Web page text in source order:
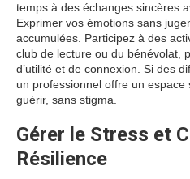
temps à des échanges sincères
Exprimer vos émotions sans
accumulées. Participez à des
club de lecture ou du bénévolat,
d’utilité et de connexion. Si des
un professionnel offre un
guérir, sans stigma.
Gérer le Stress et
Résilience